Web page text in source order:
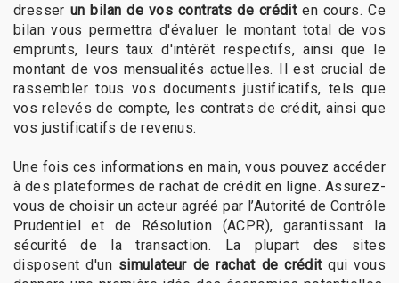
dresser un bilan de vos contrats de créditen cours. Ce
bilan vous permettra d'évaluer le montant total de vos
emprunts, leurs taux d'intérêt respectifs, ainsi que le
montant de vos mensualités actuelles. Il est crucial de
rassembler tous vos documents justificatifs, tels que
vos relevés de compte, les contrats de crédit, ainsi que
vos justificatifs de revenus.
Une fois ces informations en main, vous pouvez accéder
à des plateformes de rachat de crédit en ligne. Assurez-
vous de choisir un acteur agréé par l’Autorité de Contrôle
Prudentiel et de Résolution (ACPR), garantissant la
sécurité de la transaction. La plupart des sites
disposent d'un simulateur de rachat de créditqui vous